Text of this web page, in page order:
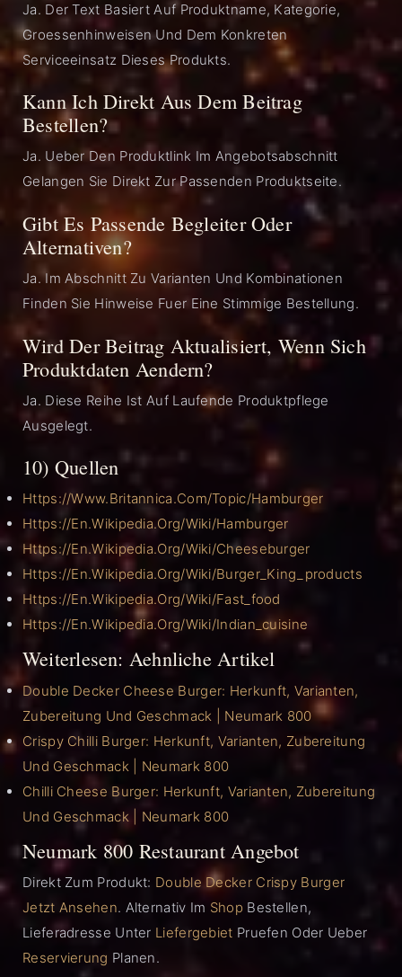
Ja. Der Text Basiert Auf Produktname, Kategorie,
Groessenhinweisen Und Dem Konkreten
Serviceeinsatz Dieses Produkts.
Kann Ich Direkt Aus Dem Beitrag
Bestellen?
Ja. Ueber Den Produktlink Im Angebotsabschnitt
Gelangen Sie Direkt Zur Passenden Produktseite.
Gibt Es Passende Begleiter Oder
Alternativen?
Ja. Im Abschnitt Zu Varianten Und Kombinationen
Finden Sie Hinweise Fuer Eine Stimmige Bestellung.
Wird Der Beitrag Aktualisiert, Wenn Sich
Produktdaten Aendern?
Ja. Diese Reihe Ist Auf Laufende Produktpflege
Ausgelegt.
10) Quellen
Https://www.britannica.com/topic/hamburger
Https://en.wikipedia.org/wiki/Hamburger
Https://en.wikipedia.org/wiki/Cheeseburger
Https://en.wikipedia.org/wiki/Burger_King_products
Https://en.wikipedia.org/wiki/Fast_food
Https://en.wikipedia.org/wiki/Indian_cuisine
Weiterlesen: Aehnliche Artikel
Double Decker Cheese Burger: Herkunft, Varianten,
Zubereitung Und Geschmack | Neumark 800
Crispy Chilli Burger: Herkunft, Varianten, Zubereitung
Und Geschmack | Neumark 800
Chilli Cheese Burger: Herkunft, Varianten, Zubereitung
Und Geschmack | Neumark 800
Neumark 800 Restaurant Angebot
Direkt Zum Produkt: Double Decker Crispy Burger
Jetzt Ansehen. Alternativ Im Shop Bestellen,
Lieferadresse Unter Liefergebiet Pruefen Oder Ueber
Reservierung Planen.